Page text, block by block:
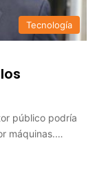
Tecnología
público podría
máquinas.…